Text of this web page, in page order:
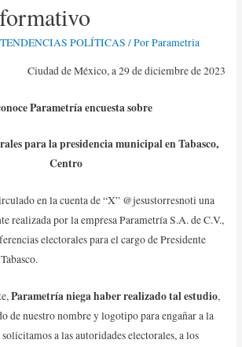
TENDENCIAS POLÍTICAS / PorParametria
Ciudad de México, a 29 de diciembre de 2023
Parametría encuesta sobre
para la presidencia municipal en Tabasco,
Centro
en la cuenta de “X” @jesustorresnoti una
realizada por la empresa Parametría S.A. de C.V.,
electorales para el cargo de Presidente
Parametría niega haber realizado tal estudio,
de nuestro nombre y logotipo para engañar a la
a las autoridades electorales, a los